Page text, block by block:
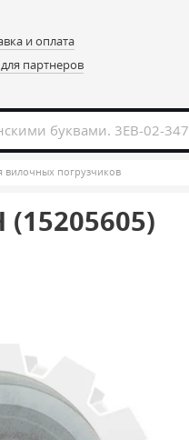
и оплата
партнеров
вилочных погрузчиков